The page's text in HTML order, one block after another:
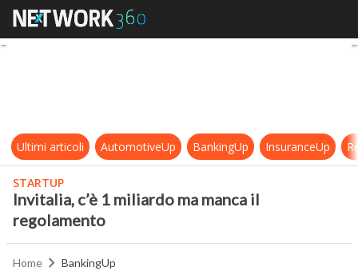
Invitalia, c’è 1 miliardo ma manca
Ultimi articoli AutomotiveUp BankingUp InsuranceUp
STARTUP
Invitalia, c’è 1 miliardo ma manca il
regolamento
Home BankingUp